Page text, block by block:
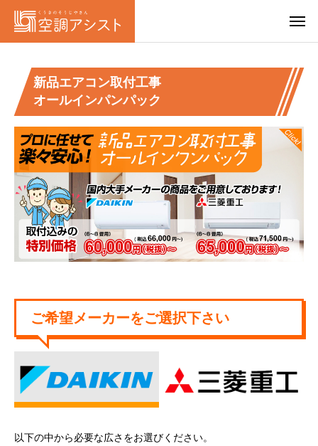
新品エアコン取付工事
オールインパンパック
ご希望メーカーをご選択下さい
以下の中から必要な広さをお選びください。